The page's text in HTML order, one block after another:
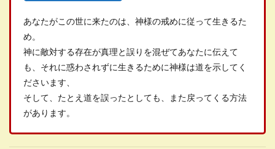
あなたがこの世に来たのは、神様の戒めに従って生きるた
め。
神に敵対する存在が真理と誤りを混ぜてあなたに伝えて
も、それに惑わされずに生きるために神様は道を示してく
ださいます、
そして、たとえ道を誤ったとしても、また戻ってくる方法
があります。